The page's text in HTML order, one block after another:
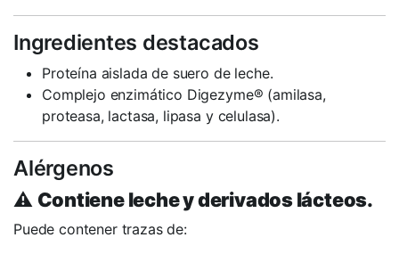
Ingredientes destacados
Proteína aislada de suero de leche.
Complejo enzimático Digezyme® (amilasa,
proteasa, lactasa, lipasa y celulasa).
Alérgenos
⚠️ Contiene leche y derivados lácteos.
Puede contener trazas de: